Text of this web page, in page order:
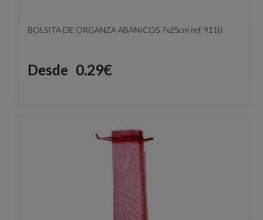
BOLSITA DE ORGANZA ABANICOS 7x25cm ref. 9110
Precio
Desde 0.29€